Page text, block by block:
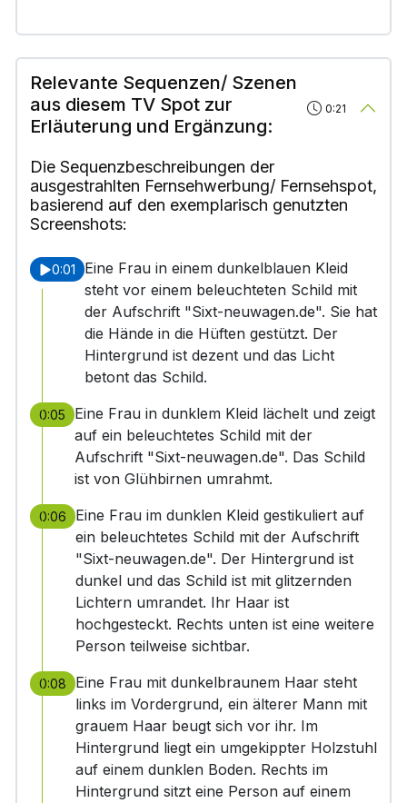
Relevante Sequenzen/ Szenen
aus diesem TV Spot zur
Erläuterung und Ergänzung:
0:21
Die Sequenzbeschreibungen der
ausgestrahlten Fernsehwerbung/ Fernsehspot,
basierend auf den exemplarisch genutzten
Screenshots:
0:01
Eine Frau in einem dunkelblauen Kleid
steht vor einem beleuchteten Schild mit
der Aufschrift "Sixt-neuwagen.de". Sie hat
die Hände in die Hüften gestützt. Der
Hintergrund ist dezent und das Licht
betont das Schild.
0:05
Eine Frau in dunklem Kleid lächelt und zeigt
auf ein beleuchtetes Schild mit der
Aufschrift "Sixt-neuwagen.de". Das Schild
ist von Glühbirnen umrahmt.
0:06
Eine Frau im dunklen Kleid gestikuliert auf
ein beleuchtetes Schild mit der Aufschrift
"Sixt-neuwagen.de". Der Hintergrund ist
dunkel und das Schild ist mit glitzernden
Lichtern umrandet. Ihr Haar ist
hochgesteckt. Rechts unten ist eine weitere
Person teilweise sichtbar.
0:08
Eine Frau mit dunkelbraunem Haar steht
links im Vordergrund, ein älterer Mann mit
grauem Haar beugt sich vor ihr. Im
Hintergrund liegt ein umgekippter Holzstuhl
auf einem dunklen Boden. Rechts im
Hintergrund sitzt eine Person auf einem